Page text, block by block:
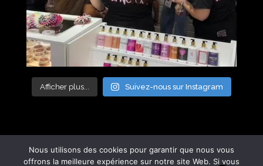
Afficher plus... Suivez-nous sur Instagram
Nous utilisons des cookies pour garantir que nous vous
offrons la meilleure expérience sur notre site Web. Si vous